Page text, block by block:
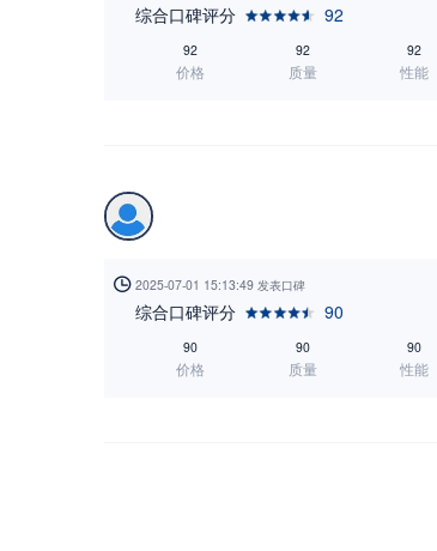
综合口碑评分 92
92
价格
92
质量
92
性能
 2025-07-01 15:13:49 发表口碑
综合口碑评分 90
90
价格
90
质量
90
性能